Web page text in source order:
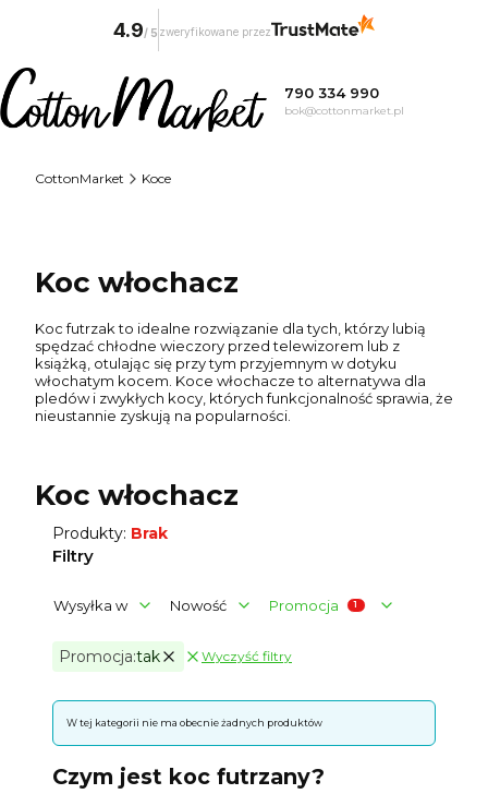
790 334 990
bok@cottonmarket.pl
CottonMarket Koce
Koc włochacz
Koc futrzak to idealne rozwiązanie dla tych, którzy lubią
spędzać chłodne wieczory przed telewizorem lub z
książką, otulając się przy tym przyjemnym w dotyku
włochatym kocem. Koce włochacze to alternatywa dla
pledów i zwykłych kocy, których funkcjonalność sprawia, że
nieustannie zyskują na popularności.
Koc włochacz
Produkty: Brak
Filtry
Wysyłka w Nowość Promocja
Aktywne filtry
Promocja:tak Wyczyść filtry
Lista produktów
W tej kategorii nie ma obecnie żadnych produktów
Czym jest koc futrzany?
4.9/ 5 zweryfikowane przez